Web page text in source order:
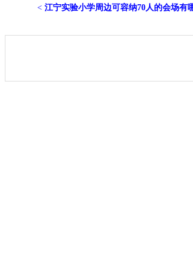
< 江宁实验小学周边可容纳70人的会场有